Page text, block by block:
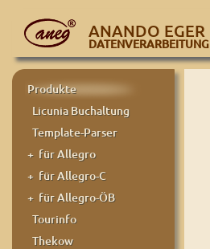
ANANDO EGER
DATENVERARBEITUNG
Produkte
Licunia Buchaltung
Template-Parser
+ für Allegro
+ für Allegro-C
+ für Allegro-ÖB
Tourinfo
Thekow